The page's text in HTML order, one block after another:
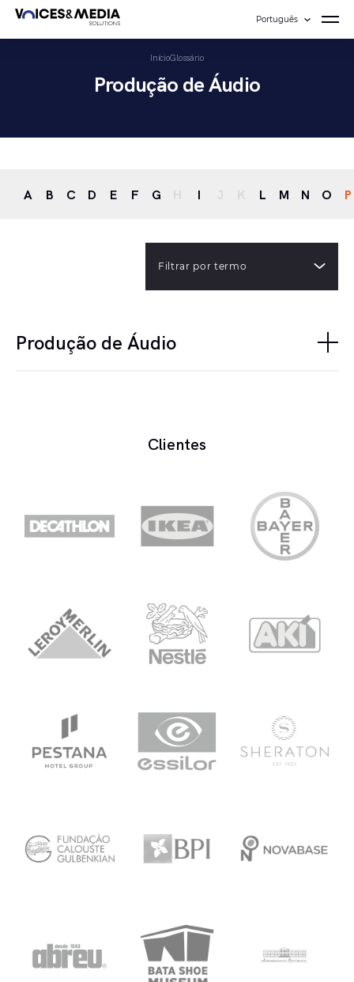
Português
InícioGlossário
Produção de Áudio
A B C D E F G I L M N O P
Filtrar por termo
Produção de Áudio
Clientes